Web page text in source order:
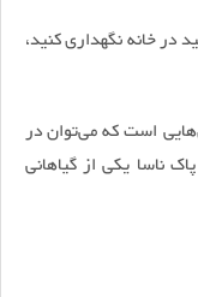
در خانه نگهداری کنید،
است که می‌توان در
ناسا یکی از گیاهانی